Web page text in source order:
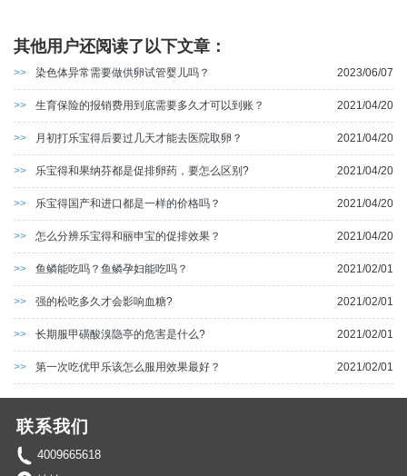
其他用户还阅读了以下文章：
>> 染色体异常需要做供卵试管婴儿吗？ 2023/06/07
>> 生育保险的报销费用到底需要多久才可以到账？ 2021/04/20
>> 月初打乐宝得后要过几天才能去医院取卵？ 2021/04/20
>> 乐宝得和果纳芬都是促排卵药，要怎么区别? 2021/04/20
>> 乐宝得国产和进口都是一样的价格吗？ 2021/04/20
>> 怎么分辨乐宝得和丽申宝的促排效果？ 2021/04/20
>> 鱼鳞能吃吗？鱼鳞孕妇能吃吗？ 2021/02/01
>> 强的松吃多久才会影响血糖? 2021/02/01
>> 长期服甲磺酸溴隐亭的危害是什么? 2021/02/01
>> 第一次吃优甲乐该怎么服用效果最好？ 2021/02/01
联系我们
4009665618